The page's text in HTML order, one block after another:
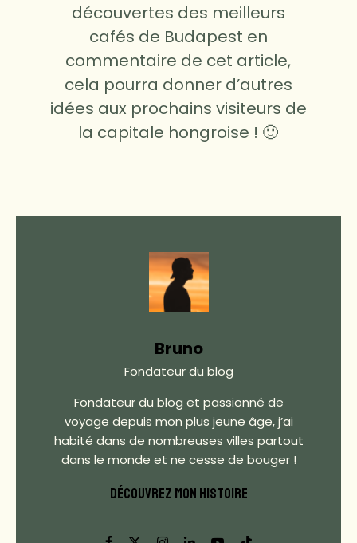
découvertes des meilleurs
cafés de Budapest en
commentaire de cet article,
cela pourra donner d’autres
idées aux prochains visiteurs de
la capitale hongroise ! 🙂
Bruno
Fondateur du blog
Fondateur du blog et passionné de
voyage depuis mon plus jeune âge, j’ai
habité dans de nombreuses villes partout
dans le monde et ne cesse de bouger !
DÉCOUVREZ MON HISTOIRE